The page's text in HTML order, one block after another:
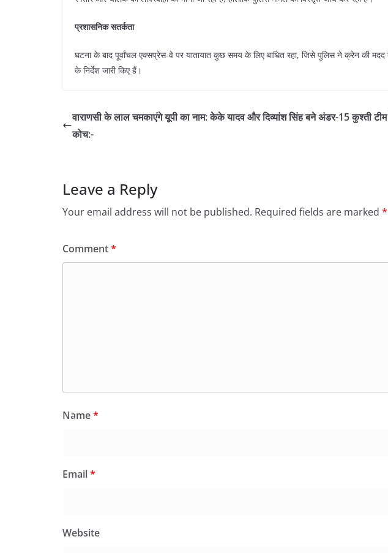
प्रशासनिक सतर्कता
​घटना के बाद पूर्वांचल एक्सप्रेस-वे पर यातायात कुछ समय के लिए बाधित रहा, जिसे पुलिस ने क्रेन की
के निर्देश जारी किए हैं।
​वाराणसी के लाल चमकाएंगे यूपी का नाम: केके यादव और दिव्यांश सिंह बने अंडर-15 कुश्ती
कोच:-
Leave a Reply
Your email address will not be published. Required fields are marked *
Comment*
Name*
Email*
Website